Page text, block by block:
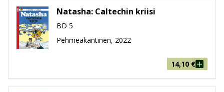
Natasha: Caltechin kriisi
BD 5
Pehmeäkantinen, 2022
14,10 €